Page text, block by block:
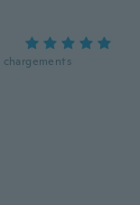
chargements